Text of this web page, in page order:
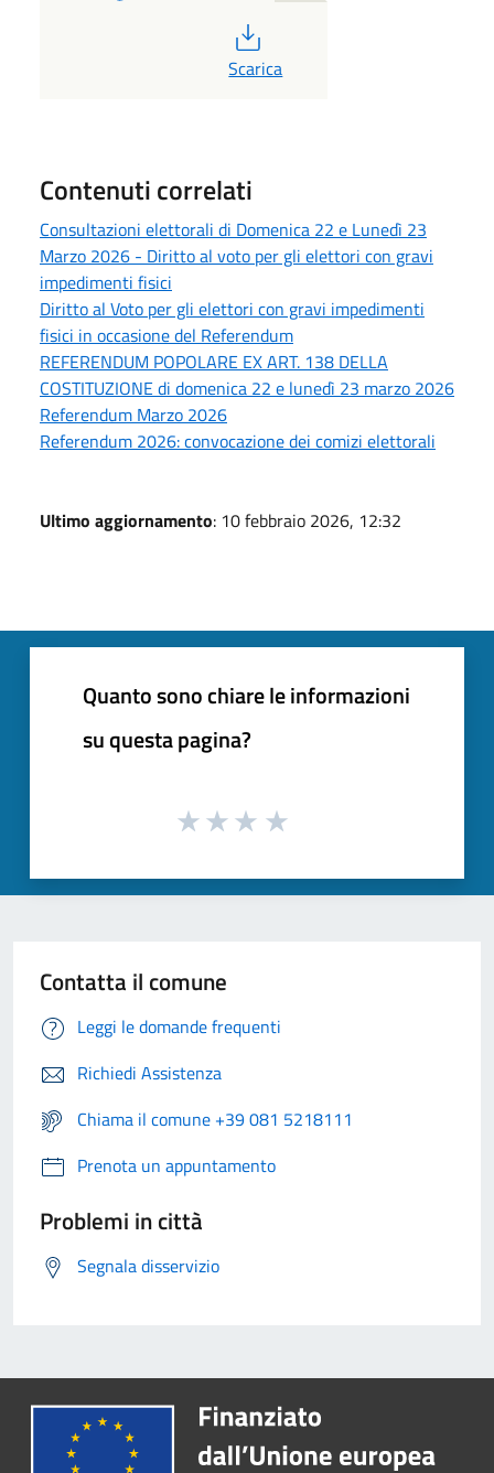
PDF
Scarica
Contenuti correlati
Consultazioni elettorali di Domenica 22 e Lunedì 23
Marzo 2026 - Diritto al voto per gli elettori con gravi
impedimenti fisici
Diritto al Voto per gli elettori con gravi impedimenti
fisici in occasione del Referendum
REFERENDUM POPOLARE EX ART. 138 DELLA
COSTITUZIONE di domenica 22 e lunedì 23 marzo 2026
Referendum Marzo 2026
Referendum 2026: convocazione dei comizi elettorali
Ultimo aggiornamento: 10 febbraio 2026, 12:32
Quanto sono chiare le informazioni
su questa pagina?
Contatta il comune
Leggi le domande frequenti
Richiedi Assistenza
Chiama il comune +39 081 5218111
Prenota un appuntamento
Problemi in città
Segnala disservizio